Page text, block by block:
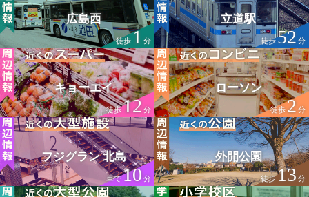
広島西
徒歩1 分
立道駅
徒歩52 分
キョーエイ
徒歩12分
ローソン
徒歩2分
フジグラン 北島
車で10分
外開公園
徒歩13 分